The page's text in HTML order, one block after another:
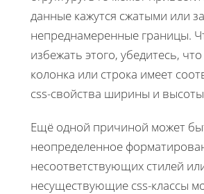
данные кажутся сжатыми или
непреднамеренные границы.
избежать этого, убедитесь,
колонка или строка имеет
css-свойства ширины и
Ещё одной причиной может
неопределенное
несоответствующих стилей
несуществующие css-классы